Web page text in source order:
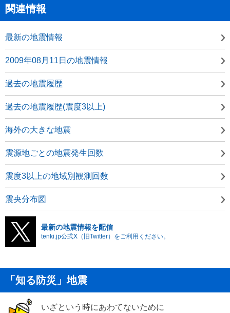
関連情報
最新の地震情報
2009年08月11日の地震情報
過去の地震履歴
過去の地震履歴(震度3以上)
海外の大きな地震
震源地ごとの地震発生回数
震度3以上の地域別観測回数
震央分布図
最新の地震情報を配信
tenki.jp公式X（旧Twitter）をご利用ください。
「知る防災」地震
いざという時にあわてないために